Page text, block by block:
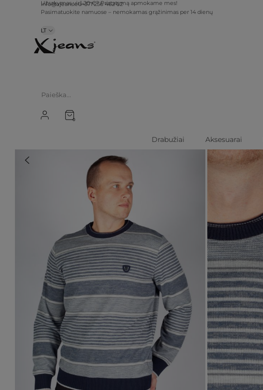
info@xjeans.eu+371 256 462 62
Užsakymas virš 20 €? Pristatymą apmokame mes!
LT
0
Drabužiai Aksesuarai